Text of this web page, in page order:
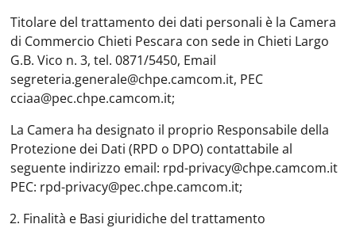
Titolare del trattamento dei dati personali è la Camera
di Commercio Chieti Pescara con sede in Chieti Largo
G.B. Vico n. 3, tel. 0871/5450, Email
segreteria.generale@chpe.camcom.it, PEC
cciaa@pec.chpe.camcom.it;
La Camera ha designato il proprio Responsabile della
Protezione dei Dati (RPD o DPO) contattabile al
seguente indirizzo email: rpd-privacy@chpe.camcom.it
PEC: rpd-privacy@pec.chpe.camcom.it;
2. Finalità e Basi giuridiche del trattamento